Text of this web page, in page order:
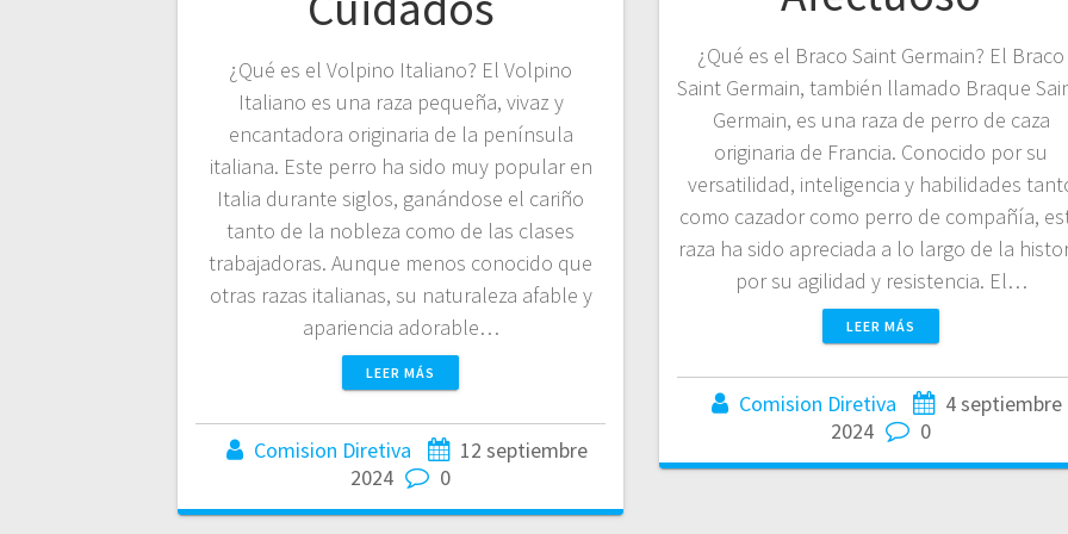
¿Qué es el Volpino Italiano? El Volpino
Italiano es una raza pequeña, vivaz y
encantadora originaria de la península
italiana. Este perro ha sido muy popular en
Italia durante siglos, ganándose el cariño
tanto de la nobleza como de las clases
trabajadoras. Aunque menos conocido que
otras razas italianas, su naturaleza afable y
apariencia adorable…
LEER MÁS
Comision Diretiva
12 septiembre
2024
0
¿Qué es el Braco Saint Germain? El Braco
Saint Germain, también llamado Braque
Germain, es una raza de perro de caza
originaria de Francia. Conocido por su
versatilidad, inteligencia y habilidades
como cazador como perro de compañía,
raza ha sido apreciada a lo largo de la
por su agilidad y resistencia. El…
LEER MÁS
Comision Diretiva
4 septiembre
2024
0